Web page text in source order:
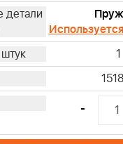
1
1518
-